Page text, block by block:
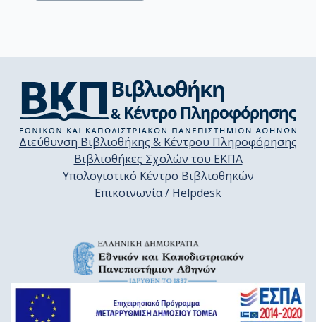
Διεύθυνση Βιβλιοθήκης & Κέντρου Πληροφόρησης
Βιβλιοθήκες Σχολών του ΕΚΠΑ
Υπολογιστικό Κέντρο Βιβλιοθηκών
Επικοινωνία / Helpdesk